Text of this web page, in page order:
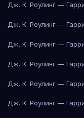
Дж. К. Роулинг —
Дж. К. Роулинг —
Дж. К. Роулинг —
Дж. К. Роулинг —
Дж. К. Роулинг —
Дж. К. Роулинг —